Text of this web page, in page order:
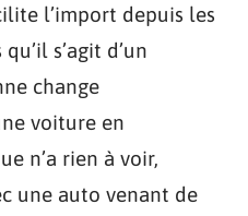
l’import depuis les
s’agit d’un
change
voiture en
n’a rien à voir,
une auto venant de